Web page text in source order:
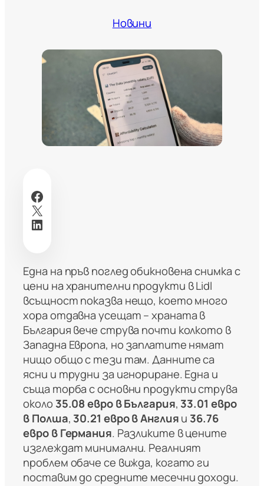
Новини
Facebook
X
LinkedIn
Една на пръв поглед обикновена снимка с
цени на хранителни продукти в Lidl
всъщност показва нещо, което много
хора отдавна усещат – храната в
България вече струва почти колкото в
Западна Европа, но заплатите нямат
нищо общо с тези там. Данните са
ясни и трудни за игнориране. Една и
съща торба с основни продукти струва
около 35.08 евро в България, 33.01 евро
в Полша, 30.21 евро в Англияи 36.76
евро в Германия. Разликите в цените
изглеждат минимални. Реалният
проблем обаче се вижда, когато ги
поставим до средните месечни доходи.